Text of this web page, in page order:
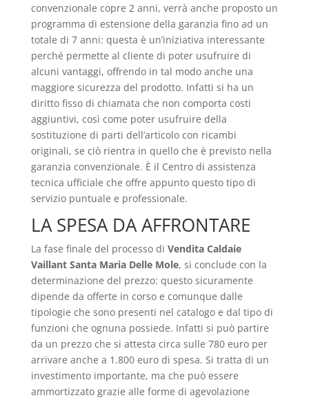
convenzionale copre 2 anni, verrà anche proposto un
programma di estensione della garanzia fino ad un
totale di 7 anni: questa è un’iniziativa interessante
perché permette al cliente di poter usufruire di
alcuni vantaggi, offrendo in tal modo anche una
maggiore sicurezza del prodotto. Infatti si ha un
diritto fisso di chiamata che non comporta costi
aggiuntivi, così come poter usufruire della
sostituzione di parti dell’articolo con ricambi
originali, se ciò rientra in quello che è previsto nella
garanzia convenzionale. È il Centro di assistenza
tecnica ufficiale che offre appunto questo tipo di
servizio puntuale e professionale.
LA SPESA DA AFFRONTARE
La fase finale del processo di Vendita Caldaie
Vaillant Santa Maria Delle Mole, si conclude con la
determinazione del prezzo: questo sicuramente
dipende da offerte in corso e comunque dalle
tipologie che sono presenti nel catalogo e dal tipo di
funzioni che ognuna possiede. Infatti si può partire
da un prezzo che si attesta circa sulle 780 euro per
arrivare anche a 1.800 euro di spesa. Si tratta di un
investimento importante, ma che può essere
ammortizzato grazie alle forme di agevolazione